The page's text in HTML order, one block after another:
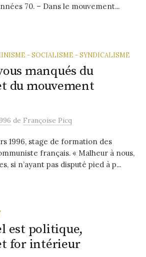
70. – Dans le mouvement...
- SOCIALISME - SYNDICALISME
manqués du
du mouvement
de Françoise Picq
1996, stage de formation des
français. « Malheur à nous,
si n’ayant pas disputé pied à p...
est politique,
for intérieur